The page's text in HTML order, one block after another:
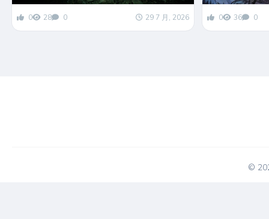
0 28 0 29 7 月, 2026 0 36 0
©